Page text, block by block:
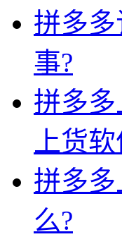
拼多
事?
拼多
上货
拼多
么?